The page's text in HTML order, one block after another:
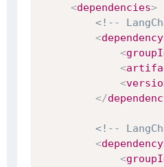
<dependencies>
<!--
<dependency
<
<
<
</
<!--
<dependency
<